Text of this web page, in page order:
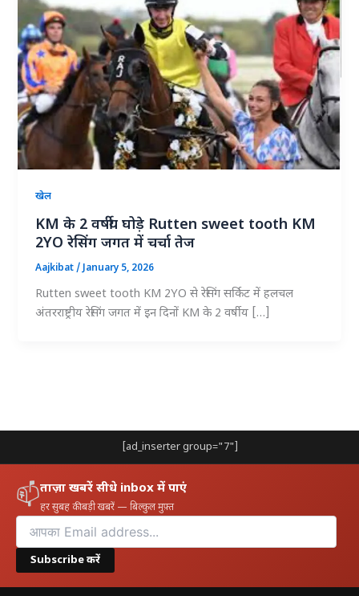
खेल
KM के 2 वर्षीय घोड़े Rutten sweet tooth KM
2YO रेसिंग जगत में चर्चा तेज
Aajkibat/January 5, 2026
Rutten sweet tooth KM 2YO से रेसिंग सर्किट में हलचल
अंतरराष्ट्रीय रेसिंग जगत में इन दिनों KM के 2 वर्षीय […]
[ad_inserter group="7"]
📫ताज़ा खबरें सीधे inbox में पाएं
हर सुबह की बड़ी खबरें — बिल्कुल मुफ़्त
Subscribe करें